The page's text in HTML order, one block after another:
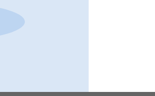
sitä suuresti. Kiva että pidät vesipullosta,